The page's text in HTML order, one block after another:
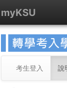
myKSU
考生登入 說